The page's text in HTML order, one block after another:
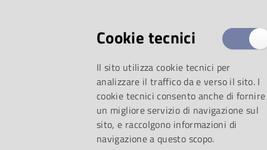
Cookie tecnici
Il sito utilizza cookie tecnici per
analizzare il traffico da e verso il sito. I
cookie tecnici consento anche di fornire
un migliore servizio di navigazione sul
sito, e raccolgono informazioni di
navigazione a questo scopo.